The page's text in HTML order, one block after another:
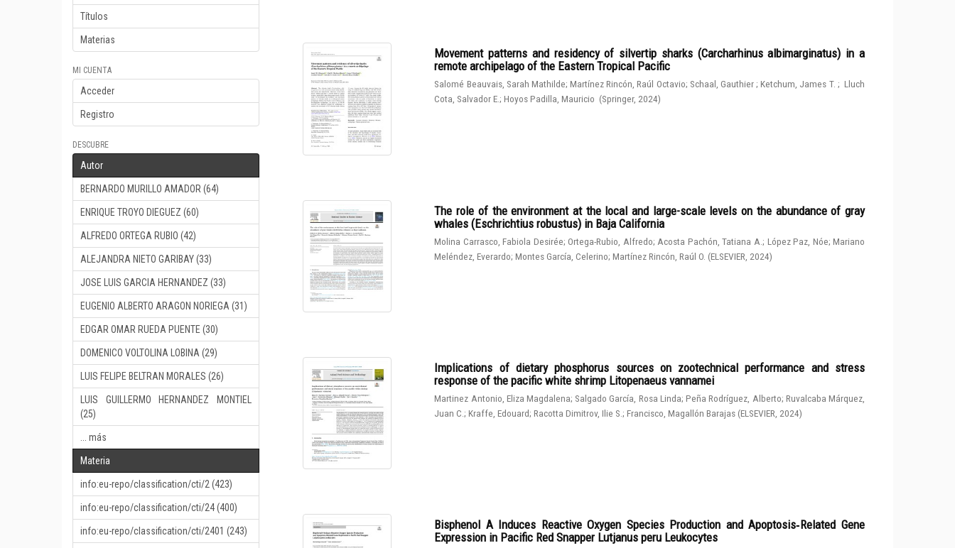
Títulos
Materias
MI CUENTA
Acceder
Registro
DESCUBRE
Autor
BERNARDO MURILLO AMADOR (64)
ENRIQUE TROYO DIEGUEZ (60)
ALFREDO ORTEGA RUBIO (42)
ALEJANDRA NIETO GARIBAY (33)
JOSE LUIS GARCIA HERNANDEZ (33)
EUGENIO ALBERTO ARAGON NORIEGA (31)
EDGAR OMAR RUEDA PUENTE (30)
DOMENICO VOLTOLINA LOBINA (29)
LUIS FELIPE BELTRAN MORALES (26)
LUIS GUILLERMO HERNANDEZ MONTIEL
(25)
... más
Materia
info:eu-repo/classification/cti/2 (423)
info:eu-repo/classification/cti/24 (400)
info:eu-repo/classification/cti/2401 (243)
Movement patterns and residency of silvertip sharks (Carcharhinus albimarginatus) in a
remote archipelago of the Eastern Tropical Pacific
Salomé Beauvais, Sarah Mathilde;Martínez Rincón, Raúl Octavio; Schaal, Gauthier;Ketchum, James T. ; Lluch
Cota, Salvador E.;Hoyos Padilla, Mauricio (Springer, 2024)
The role of the environment at the local and large-scale levels on the abundance of gray
whales (Eschrichtius robustus) in Baja California
Molina Carrasco, Fabiola Desirée;Ortega-Rubio, Alfredo; Acosta Pachón, Tatiana A. ; López Paz, Nóe;Mariano
Meléndez, Everardo;Montes García, Celerino;Martínez Rincón, Raúl O. (ELSEVIER 2024)
Implications of dietary phosphorus sources on zootechnical performance and stress
response of the pacific white shrimp Litopenaeus vannamei
Martinez Antonio, Eliza Magdalena; Salgado García, Rosa Linda;Peña Rodríguez, Alberto; Ruvalcaba Márquez,
Juan C.;Kraffe, Edouard;Racotta Dimitrov, Ilie S.;Francisco, Magallón Barajas (ELSEVIER 2024)
Bisphenol A Induces Reactive Oxygen Species Production and Apoptosis‑Related Gene
Expression in Pacific Red Snapper Lutjanus peru Leukocytes